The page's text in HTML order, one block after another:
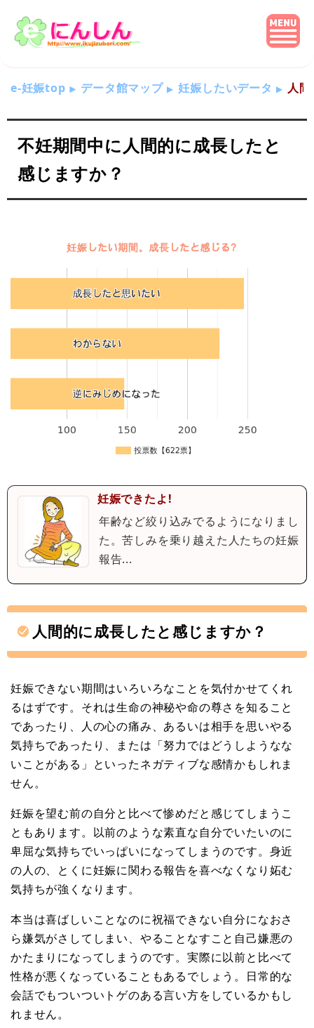
e-妊娠top データ館マップ 妊娠したいデータ 人
不妊期間中に人間的に成長したと
感じますか？
妊娠できたよ!
年齢など絞り込みでるようになりまし
た。苦しみを乗り越えた人たちの妊娠
報告...
人間的に成長したと感じますか？
妊娠できない期間はいろいろなことを気付かせてくれ
るはずです。それは生命の神秘や命の尊さを知ること
であったり、人の心の痛み、あるいは相手を思いやる
気持ちであったり、または「努力ではどうしようなな
いことがある」といったネガティブな感情かもしれま
せん。
妊娠を望む前の自分と比べて惨めだと感じてしまうこ
ともあります。以前のような素直な自分でいたいのに
卑屈な気持ちでいっぱいになってしまうのです。身近
の人の、とくに妊娠に関わる報告を喜べなくなり妬む
気持ちが強くなります。
本当は喜ばしいことなのに祝福できない自分になおさ
ら嫌気がさしてしまい、やることなすこと自己嫌悪の
かたまりになってしまうのです。実際に以前と比べて
性格が悪くなっていることもあるでしょう。日常的な
会話でもついついトゲのある言い方をしているかもし
れません。